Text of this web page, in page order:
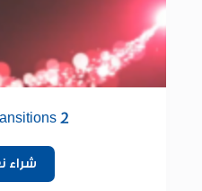
2
شراء